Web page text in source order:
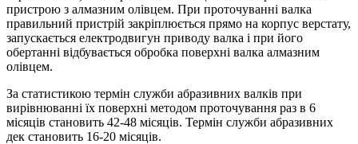
пристрою з алмазним олівцем. При проточуванні валка
правильний пристрій закріплюється прямо на корпус верстату,
запускається електродвигун приводу валка і при його
обертанні відбувається обробка поверхні валка алмазним
олівцем.
За статистикою термін служби абразивних валків при
вирівнюванні їх поверхні методом проточування раз в 6
місяців становить 42-48 місяців. Термін служби абразивних
дек становить 16-20 місяців.